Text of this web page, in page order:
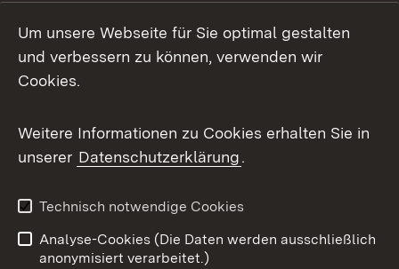
Facebook
X / Twitter
Youtube
Impressum
Kontakt
Um unsere Webseite für Sie optimal gestalten
und verbessern zu können, verwenden wir
Cookies.
Weitere Informationen zu Cookies erhalten Sie in
unserer Datenschutzerklärung.
Technisch notwendige Cookies
Analyse-Cookies (Die Daten werden ausschließlich
anonymisiert verarbeitet.)